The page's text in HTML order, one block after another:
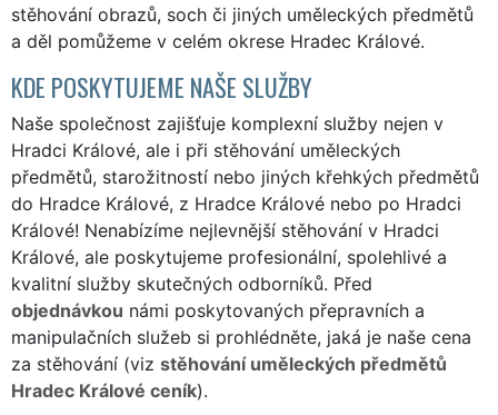
stěhování obrazů, soch či jiných uměleckých předmětů
a děl pomůžeme v celém okrese Hradec Králové.
KDE POSKYTUJEME NAŠE SLUŽBY
Naše společnost zajišťuje komplexní služby nejen v
Hradci Králové, ale i při stěhování uměleckých
předmětů, starožitností nebo jiných křehkých předmětů
do Hradce Králové, z Hradce Králové nebo po Hradci
Králové! Nenabízíme nejlevnější stěhování v Hradci
Králové, ale poskytujeme profesionální, spolehlivé a
kvalitní služby skutečných odborníků. Před
objednávkou námi poskytovaných přepravních a
manipulačních služeb si prohlédněte, jaká je naše cena
za stěhování (viz stěhování uměleckých předmětů
Hradec Králové ceník).